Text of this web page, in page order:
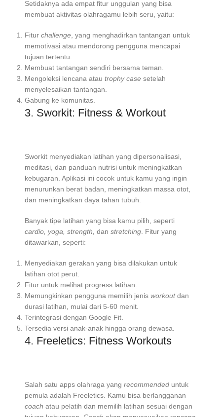
Setidaknya ada empat fitur unggulan yang bisa
membuat aktivitas olahragamu lebih seru, yaitu:
Fitur challenge , yang menghadirkan tantangan untuk
memotivasi atau mendorong pengguna mencapai
tujuan tertentu.
Membuat tantangan sendiri bersama teman.
Mengoleksi lencana atau trophy case setelah
menyelesaikan tantangan.
Gabung ke komunitas.
3. Sworkit: Fitness & Workout
Sworkit menyediakan latihan yang dipersonalisasi,
meditasi, dan panduan nutrisi untuk meningkatkan
kebugaran. Aplikasi ini cocok untuk kamu yang ingin
menurunkan berat badan, meningkatkan massa otot,
dan meningkatkan daya tahan tubuh.
Banyak tipe latihan yang bisa kamu pilih, seperti
cardio, yoga, strength, dan stretching . Fitur yang
ditawarkan, seperti:
Menyediakan gerakan yang bisa dilakukan untuk
latihan otot perut.
Fitur untuk melihat progress latihan.
Memungkinkan pengguna memilih jenis workoutdan
durasi latihan, mulai dari 5-60 menit.
Terintegrasi dengan Google Fit.
Tersedia versi anak-anak hingga orang dewasa.
4. Freeletics: Fitness Workouts
Salah satu apps olahraga yang recommended untuk
pemula adalah Freeletics. Kamu bisa berlangganan
coach atau pelatih dan memilih latihan sesuai dengan